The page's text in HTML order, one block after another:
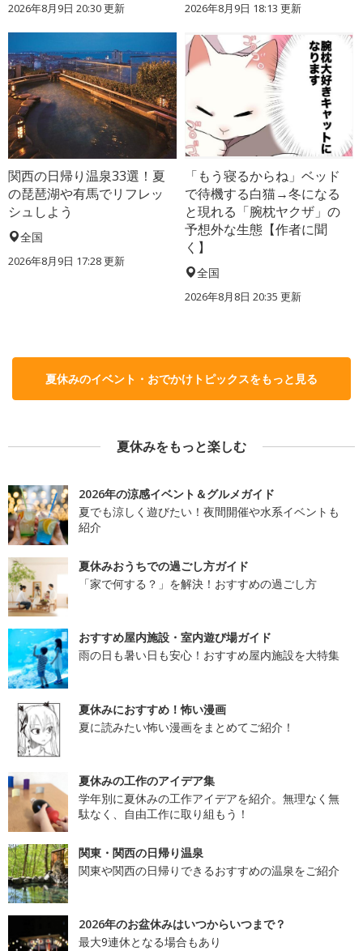
2026年8月9日 20:30更新 2026年8月9日 18:13 更新
関西の日帰り温泉33選！夏
の琵琶湖や有馬でリフレッ
シュしよう
全国
2026年8月9日 17:28更新
「もう寝るからね」ベッド
で待機する白猫→冬になる
と現れる「腕枕ヤクザ」の
予想外な生態【作者に聞
く】
全国
2026年8月8日 20:35 更新
夏休みのイベント・おでかけトピックスをもっと見る
夏休みをもっと楽しむ
2026年の涼感イベント＆グルメガイド
夏でも涼しく遊びたい！夜間開催や水系イベントも
紹介
夏休みおうちでの過ごし方ガイド
「家で何する？」を解決！おすすめの過ごし方
おすすめ屋内施設・室内遊び場ガイド
雨の日も暑い日も安心！おすすめ屋内施設を大特集
夏休みにおすすめ！怖い漫画
夏に読みたい怖い漫画をまとめてご紹介！
夏休みの工作のアイデア集
学年別に夏休みの工作アイデアを紹介。無理なく無
駄なく、自由工作に取り組もう！
関東・関西の日帰り温泉
関東や関西の日帰りできるおすすめの温泉をご紹介
2026年のお盆休みはいつからいつまで？
最大9連休となる場合もあり